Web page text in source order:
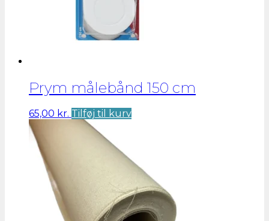
Prym målebånd 150 cm
65,00 kr. Tilføj til kurv